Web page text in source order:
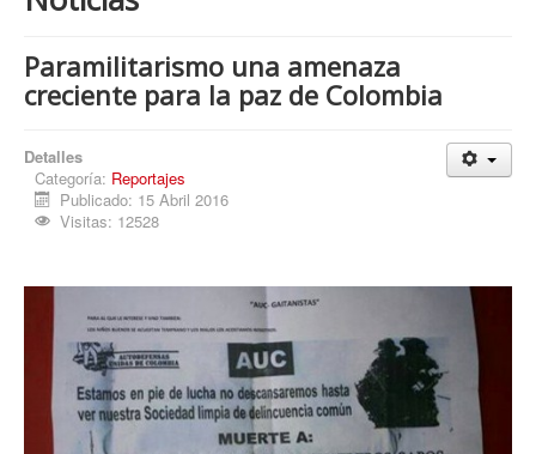
Cultura
Multimedia
Paramilitarismo una amenaza
creciente para la paz de Colombia
Detalles
Categoría: Reportajes
Publicado: 15 Abril 2016
Visitas: 12528